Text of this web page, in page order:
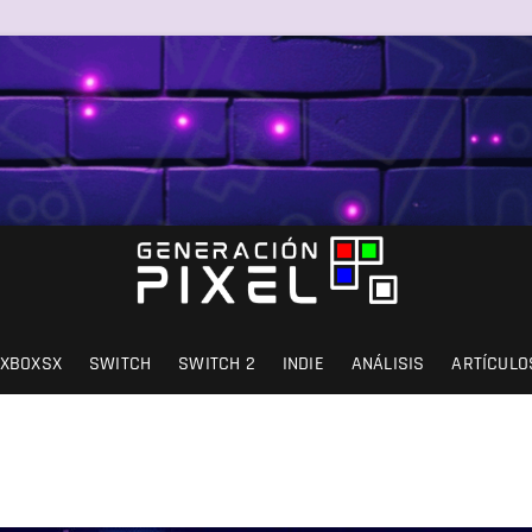
XBOXSX SWITCH SWITCH 2 INDIE ANÁLISIS